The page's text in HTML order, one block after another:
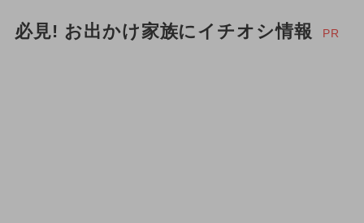
必見! お出かけ家族にイチオシ情報 PR